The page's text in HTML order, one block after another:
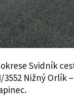
Svidník
3552 Nižný Orlík